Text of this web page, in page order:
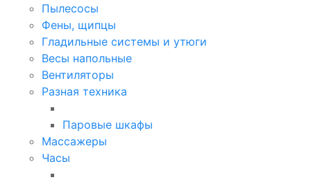
Пылесосы
Фены, щипцы
Гладильные системы и утюги
Весы напольные
Вентиляторы
Разная техника
Паровые шкафы
Массажеры
Часы